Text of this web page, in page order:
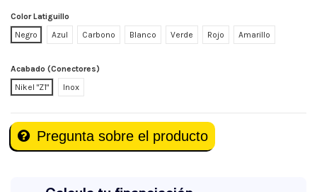
Color Latiguillo
Negro
Azul Carbono Blanco Verde Rojo Amarillo
Acabado (Conectores)
Nikel "Z1"
Inox
Pregunta sobre el producto